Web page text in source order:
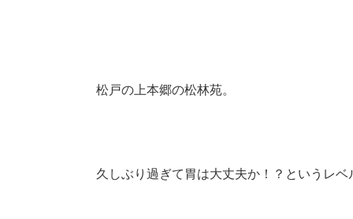
松戸の上本郷の松林苑。
久しぶり過ぎて胃は大丈夫か！？というレベ